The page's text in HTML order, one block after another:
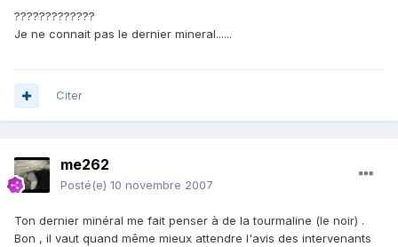
?????????????
Je ne connait pas le dernier mineral......
Citer
me262
Posté(e) 10 novembre 2007
Ton dernier minéral me fait penser à de la tourmaline (le noir) .
Bon , il vaut quand même mieux attendre l'avis des intervenants